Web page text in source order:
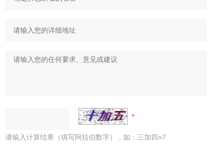
请输入计算结果（填写阿拉伯数字），如：三加四=7